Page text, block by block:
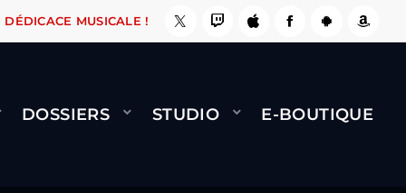
ÇA LE FAIT ! NAMI BERNARD MINET -
DÉDICACE MUSICALE !
DOSSIERS STUDIO E-BOUTIQUE